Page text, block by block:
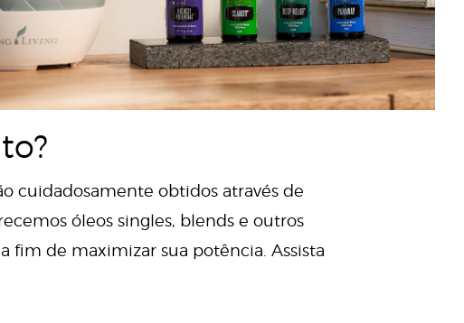
cuidadosamente obtidos através de
óleos singles, blends e outros
fim de maximizar sua potência. Assista